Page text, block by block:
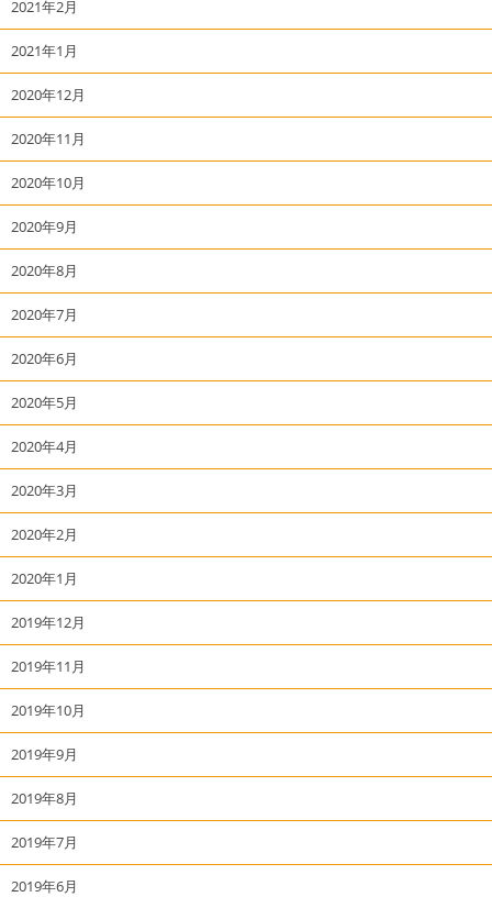
2021年2月
2021年1月
2020年12月
2020年11月
2020年10月
2020年9月
2020年8月
2020年7月
2020年6月
2020年5月
2020年4月
2020年3月
2020年2月
2020年1月
2019年12月
2019年11月
2019年10月
2019年9月
2019年8月
2019年7月
2019年6月